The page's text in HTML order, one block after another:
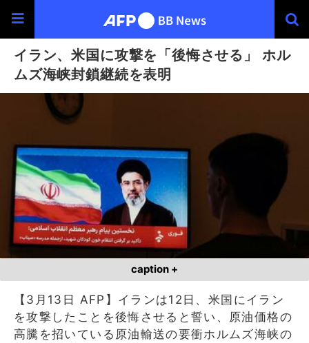
イラン、米国に攻撃を「後悔させる」 ホル
ムズ海峡封鎖継続を表明
caption +
【3月13日 AFP】イランは12日、米国にイラン
を攻撃したことを後悔させると誓い、原油価格の
高騰を招いている原油輸送の要衝ホルムズ海峡の